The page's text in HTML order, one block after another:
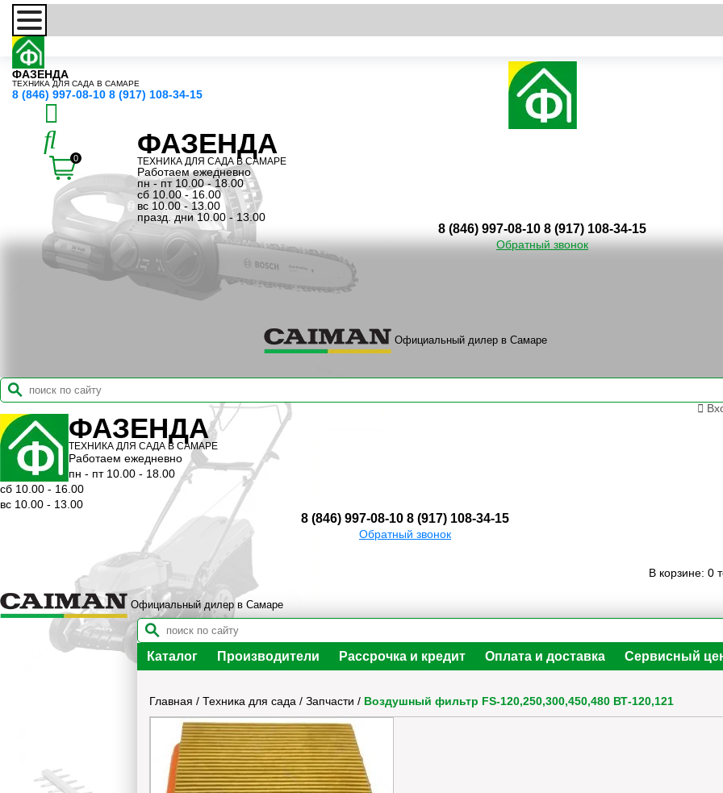
ФАЗЕНДА
ТЕХНИКА ДЛЯ САДА В САМАРЕ
8 (846) 997-08-10 8 (917) 108-34-15
0 ФАЗЕНДА
ТЕХНИКА ДЛЯ САДА В САМАРЕ
Работаем ежедневно
пн - пт 10.00 - 18.00
сб 10.00 - 16.00
вс 10.00 - 13.00
празд. дни 10.00 - 13.00
8 (846) 997-08-10 8 (917) 108-34-15
Обратный звонок
Официальный дилер в Самаре
ФАЗЕНДА
ТЕХНИКА ДЛЯ САДА В САМАРЕ
Работаем ежедневно
пн - пт 10.00 - 18.00
сб 10.00 - 16.00
вс 10.00 - 13.00
8 (846) 997-08-10 8 (917) 108-34-15
Обратный звонок
В корзине: 0
Официальный дилер в Самаре
Каталог Производители Рассрочка и кредит Оплата и доставка Сервисный
Главная / Техника для сада / Запчасти / Воздушный фильтр FS-120,250,300,450,480 ВТ-120,121